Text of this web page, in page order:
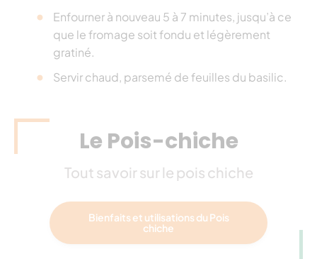
Enfourner à nouveau 5 à 7 minutes, jusqu’à ce
que le fromage soit fondu et légèrement
gratiné.
Servir chaud, parsemé de feuilles du basilic.
Le Pois-chiche
Tout savoir sur le pois chiche
Bienfaits et utilisations du Pois
chiche